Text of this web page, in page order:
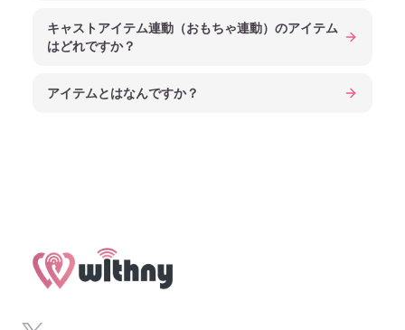
キャストアイテム連動（おもちゃ連動）のアイテム
はどれですか？
アイテムとはなんですか？